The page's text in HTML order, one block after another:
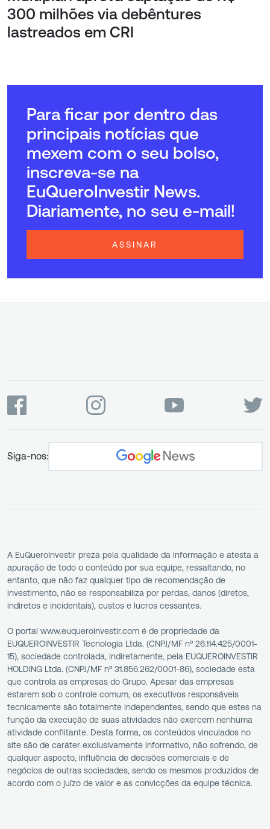
300 milhões via debêntures
lastreados em CRI
Para ficar por dentro das
principais notícias que
mexem com o seu bolso,
inscreva-se na
EuQueroInvestir News.
Diariamente, no seu e-mail!
ASSINAR
Siga-nos:
A EuQueroInvestir preza pela qualidade da informação e atesta a
apuração de todo o conteúdo por sua equipe, ressaltando, no
entanto, que não faz qualquer tipo de recomendação de
investimento, não se responsabiliza por perdas, danos (diretos,
indiretos e incidentais), custos e lucros cessantes.
O portal www.euqueroinvestir.com é de propriedade da
EUQUEROINVESTIR Tecnologia Ltda. (CNPJ/MF nº 26.114.425/0001-
15), sociedade controlada, indiretamente, pela EUQUEROINVESTIR
HOLDING Ltda. (CNPJ/MF nº 31.856.262/0001-86), sociedade esta
que controla as empresas do Grupo. Apesar das empresas
estarem sob o controle comum, os executivos responsáveis
tecnicamente são totalmente independentes, sendo que estes na
função da execução de suas atividades não exercem nenhuma
atividade conflitante. Desta forma, os conteúdos vinculados no
site são de caráter exclusivamente informativo, não sofrendo, de
qualquer aspecto, influência de decisões comerciais e de
negócios de outras sociedades, sendo os mesmos produzidos de
acordo com o juízo de valor e as convicções da equipe técnica.